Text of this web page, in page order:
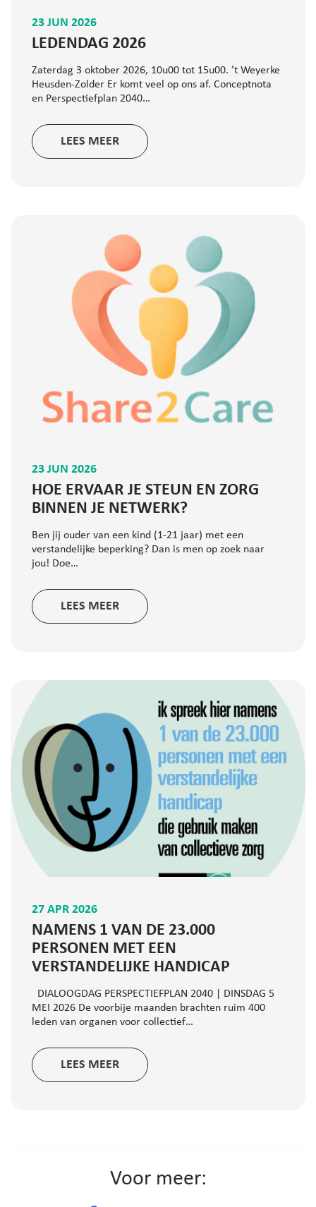
23 JUN 2026
LEDENDAG 2026
Zaterdag 3 oktober 2026, 10u00 tot 15u00. ’t Weyerke
Heusden-Zolder Er komt veel op ons af. Conceptnota
en Perspectiefplan 2040…
LEES MEER
23 JUN 2026
HOE ERVAAR JE STEUN EN ZORG
BINNEN JE NETWERK?
Ben jij ouder van een kind (1-21 jaar) met een
verstandelijke beperking? Dan is men op zoek naar
jou! Doe…
LEES MEER
27 APR 2026
NAMENS 1 VAN DE 23.000
PERSONEN MET EEN
VERSTANDELIJKE HANDICAP
DIALOOGDAG PERSPECTIEFPLAN 2040 | DINSDAG 5
MEI 2026 De voorbije maanden brachten ruim 400
leden van organen voor collectief…
LEES MEER
Voor meer: